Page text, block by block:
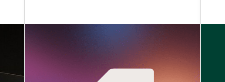
توسيع نطاق
حلول الدفع
للشركات